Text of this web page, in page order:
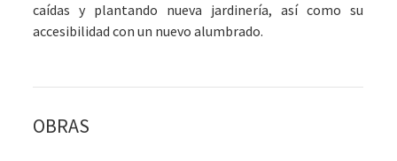
caídas y plantando nueva jardinería, así como su
accesibilidad con un nuevo alumbrado.
OBRAS